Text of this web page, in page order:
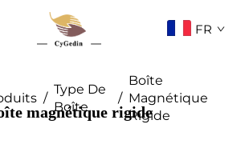
FR
/
Type De
Boîte
/
Boîte
Magnétique
Rigide
magnétique rigide